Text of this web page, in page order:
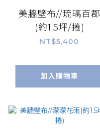
美牆壁布//琉璃百郡
(約1.5坪/捲)
NT$5,400
加入購物車